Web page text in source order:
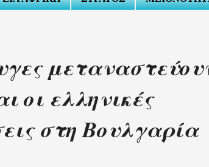
οι ελληνικές
στη Βουλγαρία